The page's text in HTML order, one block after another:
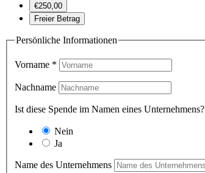
€250,00
Freier Betrag
Persönliche Informationen
Vorname *
Nachname
Ist diese Spende im Namen eines Unternehmens?
Nein
Ja
Name des Unternehmens